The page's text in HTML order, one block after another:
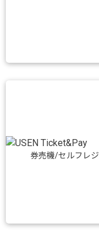
券売機/セルフレジ